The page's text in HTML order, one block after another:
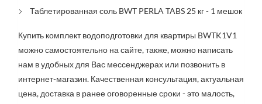
Таблетированная соль BWT PERLA TABS 25 кг - 1 мешок
Купить комплект водоподготовки для квартиры BWTK1V1
можно самостоятельно на сайте, также, можно написать
нам в удобных для Вас мессенджерах или позвонить в
интернет-магазин. Качественная консультация, актуальная
цена, доставка в ранее оговоренные сроки - это малость,